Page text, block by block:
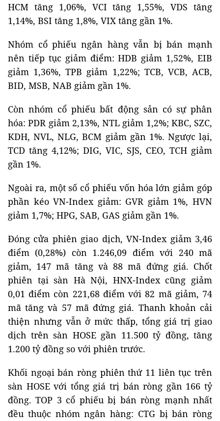
HCM tăng 1,06%, VCI tăng 1,55%, VDS tăng
1,14%, BSI tăng 1,8%, VIX tăng gần 1%.
Nhóm cổ phiếu ngân hàng vẫn bị bán mạnh
nên tiếp tục giảm điểm: HDB giảm 1,52%, EIB
giảm 1,36%, TPB giảm 1,22%; TCB, VCB, ACB,
BID, MSB, NAB giảm gần 1%.
Còn nhóm cổ phiếu bất động sản có sự phân
hóa: PDR giảm 2,13%, NTL giảm 1,2%; KBC, SZC,
KDH, NVL, NLG, BCM giảm gần 1%. Ngược lại,
TCD tăng 4,12%; DIG, VIC, SJS, CEO, TCH giảm
gần 1%.
Ngoài ra, một số cổ phiếu vốn hóa lớn giảm góp
phần kéo VN-Index giảm: GVR giảm 1%, HVN
giảm 1,7%; HPG, SAB, GAS giảm gần 1%.
Đóng cửa phiên giao dịch, VN-Index giảm 3,46
điểm (0,28%) còn 1.246,09 điểm với 240 mã
giảm, 147 mã tăng và 88 mã đứng giá. Chốt
phiên tại sàn Hà Nội, HNX-Index cũng giảm
0,01 điểm còn 221,68 điểm với 82 mã giảm, 74
mã tăng và 57 mã đứng giá. Thanh khoản cải
thiện nhưng vẫn ở mức thấp, tổng giá trị giao
dịch trên sàn HOSE gần 11.500 tỷ đồng, tăng
1.200 tỷ đồng so với phiên trước.
Khối ngoại bán ròng phiên thứ 11 liên tục trên
sàn HOSE với tổng giá trị bán ròng gần 166 tỷ
đồng. TOP 3 cổ phiếu bị bán ròng mạnh nhất
đều thuộc nhóm ngân hàng: CTG bị bán ròng